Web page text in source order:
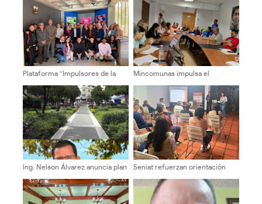
Plataforma “Impulsores de la
recorre facultades y escuelas
de la ULA
Mincomunas impulsa el
plan de actualización y atención
territorial
Ing. Nelson Álvarez anuncia plan
de la Plaza Bolívar de Mérida
Seniat refuerzan orientación
mediante verificaciones y
charlas educativas en Mérida